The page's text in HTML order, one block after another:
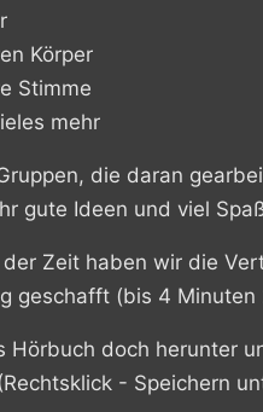
Körper
Stimme
mehr
die daran
gute Ideen und viel
Zeit haben wir die
geschafft (bis 4 Minuten
Hörbuch doch herunter
- Speichern